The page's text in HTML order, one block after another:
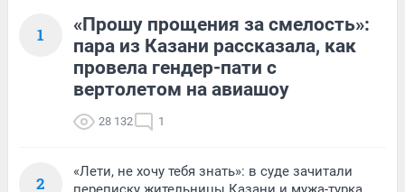
1
«Прошу прощения за смелость»:
пара из Казани рассказала, как
провела гендер-пати с
вертолетом на авиашоу
28 132 1
2
«Лети, не хочу тебя знать»: в суде зачитали